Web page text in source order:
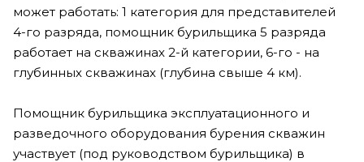
может работать: 1 категория для представителей
4-го разряда, помощник бурильщика 5 разряда
работает на скважинах 2-й категории, 6-го - на
глубинных скважинах (глубина свыше 4 км).
Помощник бурильщика эксплуатационного и
разведочного оборудования бурения скважин
участвует (под руководством бурильщика) в